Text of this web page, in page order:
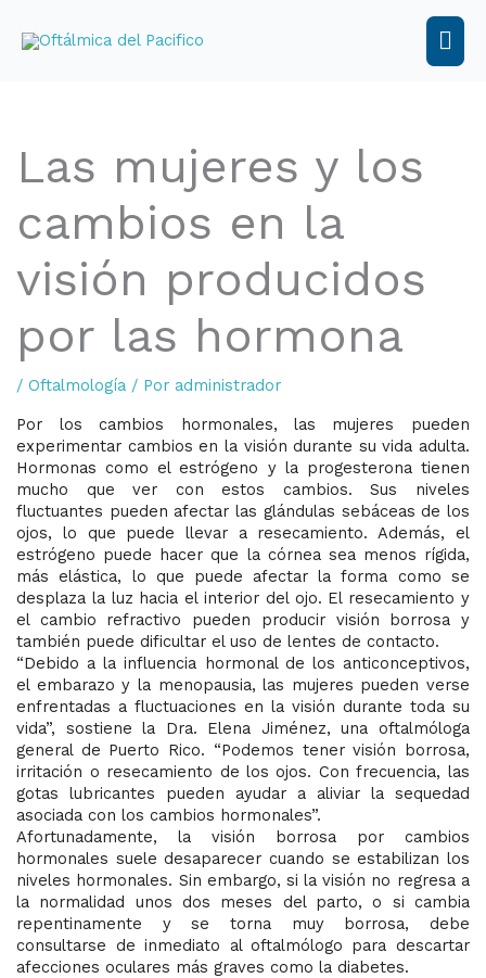
contenido
Las mujeres y los
cambios en la
visión producidos
por las hormona
/Oftalmología / Por administrador
Por los cambios hormonales, las mujeres pueden
experimentar cambios en la visión durante su vida adulta.
Hormonas como el estrógeno y la progesterona tienen
mucho que ver con estos cambios. Sus niveles
fluctuantes pueden afectar las glándulas sebáceas de los
ojos, lo que puede llevar a resecamiento. Además, el
estrógeno puede hacer que la córnea sea menos rígida,
más elástica, lo que puede afectar la forma como se
desplaza la luz hacia el interior del ojo. El resecamiento y
el cambio refractivo pueden producir visión borrosa y
también puede dificultar el uso de lentes de contacto.
“Debido a la influencia hormonal de los anticonceptivos,
el embarazo y la menopausia, las mujeres pueden verse
enfrentadas a fluctuaciones en la visión durante toda su
vida”, sostiene la Dra. Elena Jiménez, una oftalmóloga
general de Puerto Rico. “Podemos tener visión borrosa,
irritación o resecamiento de los ojos. Con frecuencia, las
gotas lubricantes pueden ayudar a aliviar la sequedad
asociada con los cambios hormonales”.
Afortunadamente, la visión borrosa por cambios
hormonales suele desaparecer cuando se estabilizan los
niveles hormonales. Sin embargo, si la visión no regresa a
la normalidad unos dos meses del parto, o si cambia
repentinamente y se torna muy borrosa, debe
consultarse de inmediato al oftalmólogo para descartar
afecciones oculares más graves como la diabetes.